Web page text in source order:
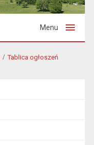
Menu
Tablica ogłoszeń